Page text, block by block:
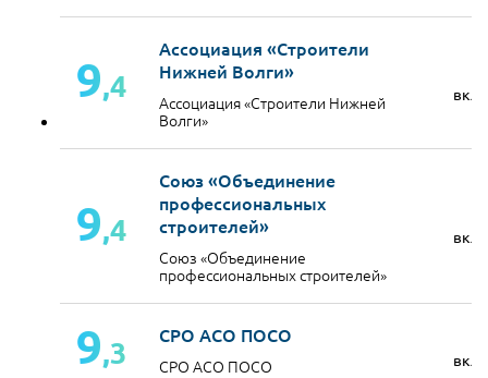
9,4
Ассоциация «Строители
Нижней Волги»
Ассоциация «Строители Нижней
Волги»
9,4
Союз «Объединение
профессиональных
строителей»
Союз «Объединение
профессиональных строителей»
9,3 СРО АСО ПОСО
СРО АСО ПОСО